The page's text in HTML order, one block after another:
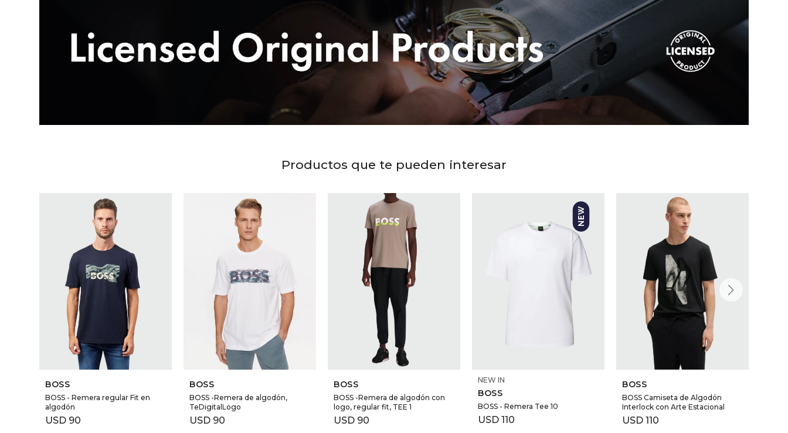
Productos que te pueden interesar
BOSS
BOSS - Remera regular Fit en
algodón
USD 90
BOSS
BOSS -Remera de algodón,
TeDigitalLogo
USD 90
BOSS
BOSS -Remera de algodón con
logo, regular fit, TEE 1
USD 90
NEW IN
BOSS
BOSS - Remera Tee 10
USD 110
BOSS
BOSS Camiseta de Algodón
Interlock con Arte Estacional
USD 110